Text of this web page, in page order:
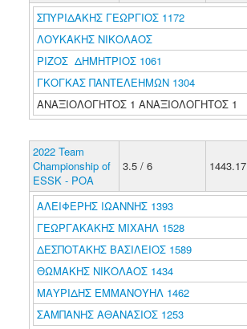
ΣΠΥΡΙΔΑΚΗΣ ΓΕΩΡΓΙΟΣ 1172
ΛΟΥΚΑΚΗΣ ΝΙΚΟΛΑΟΣ
ΡΙΖΟΣ ΔΗΜΗΤΡΙΟΣ 1061
ΓΚΟΓΚΑΣ ΠΑΝΤΕΛΕΗΜΩΝ 1304
ΑΝΑΞΙΟΛΟΓΗΤΟΣ 1 ΑΝΑΞΙΟΛΟΓΗΤΟΣ 1
2022 Team
Championship of
ESSK - POA
3.5 / 6 1443.17
ΑΛΕΙΦΕΡΗΣ ΙΩΑΝΝΗΣ 1393
ΓΕΩΡΓΑΚΑΚΗΣ ΜΙΧΑΗΛ 1528
ΔΕΣΠΟΤΑΚΗΣ ΒΑΣΙΛΕΙΟΣ 1589
ΘΩΜΑΚΗΣ ΝΙΚΟΛΑΟΣ 1434
ΜΑΥΡΙΔΗΣ ΕΜΜΑΝΟΥΗΛ 1462
ΣΑΜΠΑΝΗΣ ΑΘΑΝΑΣΙΟΣ 1253